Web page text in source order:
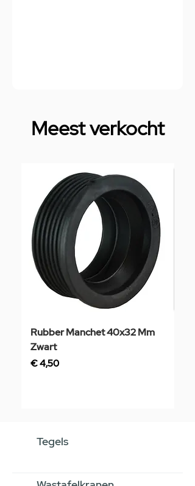
Meest verkocht
Rubber Manchet 40x32 Mm
Zwart
Prijs
€ 4,50
Tegels